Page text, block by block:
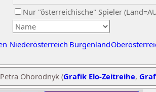
Nur "österreichische" Spieler
Niederösterreich Burgenland
Ohorodnyk (Grafik Elo-Zeitreihe,